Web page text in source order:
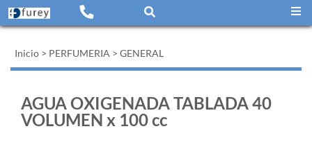
Inicio > PERFUMERIA > GENERAL
AGUA OXIGENADA TABLADA 40
VOLUMEN x 100 cc